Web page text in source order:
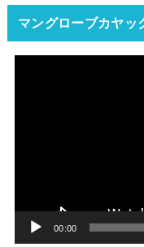
マングローブカヤッ
00:00